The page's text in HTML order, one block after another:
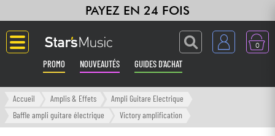
PAYEZ EN 24 FOIS
0
PROMO NOUVEAUTÉS GUIDES D'ACHAT
Langue
Accueil Amplis & Effets
Ampli Guitare Electrique
Baffle ampli guitare électrique
Victory amplification